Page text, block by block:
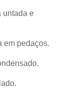
untada e
em pedaços.